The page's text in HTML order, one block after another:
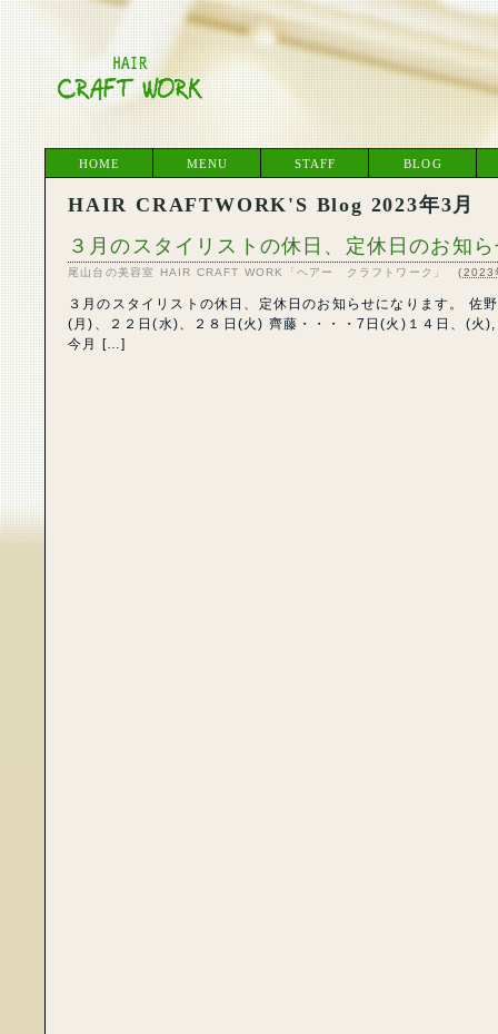
HOME MENU STAFF BLOG
HAIR CRAFTWORK'S Blog 2023年3月
３月のスタイリストの休日、定休日のお知
尾山台の美容室 HAIR CRAFT WORK「ヘアー クラフトワーク」 (2023
３月のスタイリストの休日、定休日のお知らせになります。 佐
(月)、２２日(水)、２８日(火) 齊藤・・・・7日(火)１４日、(
今月 […]